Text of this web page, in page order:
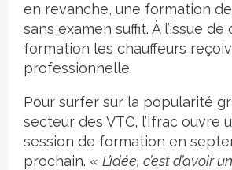
en revanche, une formation
sans examen suffit. À l’issue de
formation les chauffeurs
professionnelle.
Pour surfer sur la popularité
secteur des VTC, l’Ifrac ouvre
session de formation en
prochain. « L’idée, c’est d’avoir